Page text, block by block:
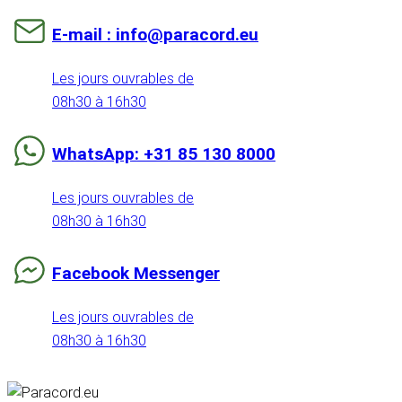
E-mail : info@paracord.eu
Les jours ouvrables de
08h30 à 16h30
WhatsApp: +31 85 130 8000
Les jours ouvrables de
08h30 à 16h30
Facebook Messenger
Les jours ouvrables de
08h30 à 16h30